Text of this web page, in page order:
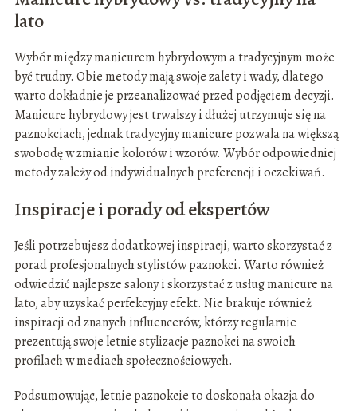
lato
Wybór między manicurem hybrydowym a tradycyjnym może
być trudny. Obie metody mają swoje zalety i wady, dlatego
warto dokładnie je przeanalizować przed podjęciem decyzji.
Manicure hybrydowy jest trwalszy i dłużej utrzymuje się na
paznokciach, jednak tradycyjny manicure pozwala na większą
swobodę w zmianie kolorów i wzorów. Wybór odpowiedniej
metody zależy od indywidualnych preferencji i oczekiwań.
Inspiracje i porady od ekspertów
Jeśli potrzebujesz dodatkowej inspiracji, warto skorzystać z
porad profesjonalnych stylistów paznokci. Warto również
odwiedzić najlepsze salony i skorzystać z usług manicure na
lato, aby uzyskać perfekcyjny efekt. Nie brakuje również
inspiracji od znanych influencerów, którzy regularnie
prezentują swoje letnie stylizacje paznokci na swoich
profilach w mediach społecznościowych.
Podsumowując, letnie paznokcie to doskonała okazja do